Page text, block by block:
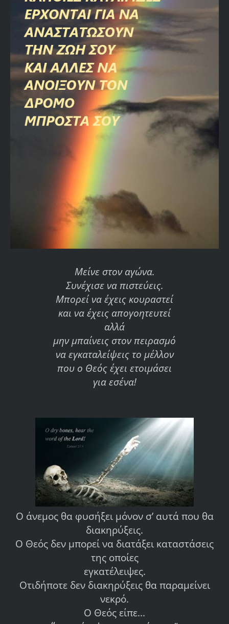
Μείνε στον αγώνα.
Συνέχισε να πιστεύεις.
Μπορεί να έχεις κουραστεί
και να έχεις απογοητευτεί
αλλά
μην μπαίνεις στον πειρασμό
να εγκαταλείψεις το μέλλον
που ο Θεός έχει ετοιμάσει
για εσένα!
Ο άνεμος θα φυσήξει μόνον σ’ αυτά που θα
διακηρύξεις.
Ο Θεός δεν μπορεί να διατάξει καταστάσεις
της οποίες
εγκατέλειψες.
Οτιδήποτε δεν διακηρύξεις θα παραμείνει
νεκρό.
Ο Θεός είπε...